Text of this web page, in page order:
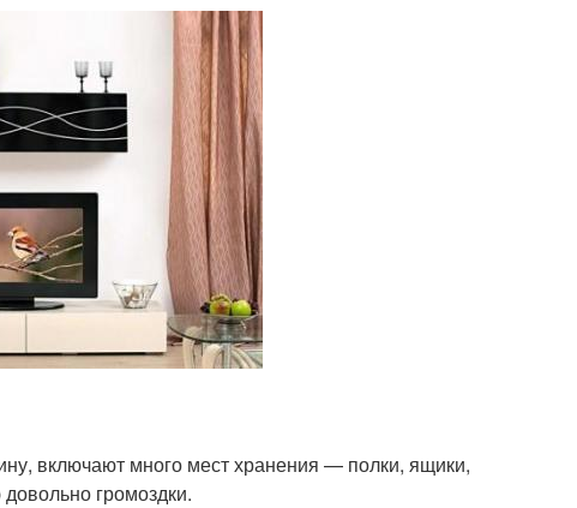
включают много мест хранения — полки, ящики,
громоздки.